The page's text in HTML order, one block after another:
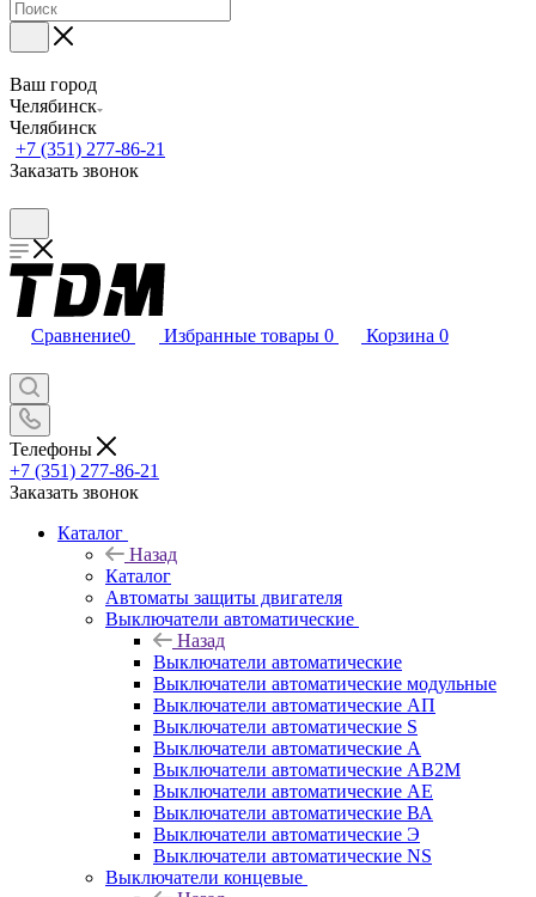
Ваш город
Челябинск
Челябинск
+7 (351) 277-86-21
Заказать звонок
Сравнение0 Избранные товары 0 Корзина 0
Телефоны
+7 (351) 277-86-21
Заказать звонок
Каталог
Назад
Каталог
Автоматы защиты двигателя
Выключатели автоматические
Назад
Выключатели автоматические
Выключатели автоматические модульные
Выключатели автоматические АП
Выключатели автоматические S
Выключатели автоматические А
Выключатели автоматические АВ2М
Выключатели автоматические АЕ
Выключатели автоматические ВА
Выключатели автоматические Э
Выключатели автоматические NS
Выключатели концевые